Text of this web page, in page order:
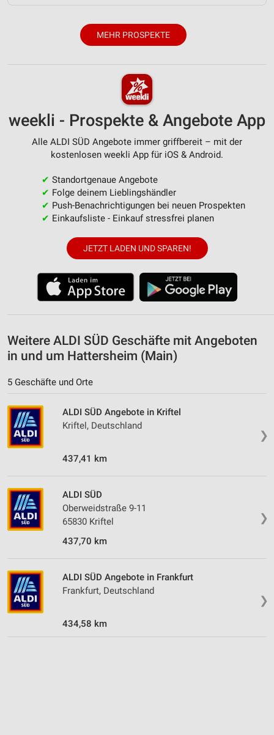
MEHR PROSPEKTE
weekli - Prospekte & Angebote App
Alle ALDI SÜD Angebote immer griffbereit – mit der
kostenlosen weekli App für iOS & Android.
✔ Standortgenaue Angebote
✔ Folge deinem Lieblingshändler
✔ Push-Benachrichtigungen bei neuen Prospekten
✔ Einkaufsliste - Einkauf stressfrei planen
JETZT LADEN UND SPAREN!
Weitere ALDI SÜD Geschäfte mit Angeboten
in und um Hattersheim (Main)
5 Geschäfte und Orte
❯
ALDI SÜD Angebote in Kriftel
Kriftel, Deutschland
437,41 km
❯
ALDI SÜD
Oberweidstraße 9-11
65830 Kriftel
437,70 km
❯
ALDI SÜD Angebote in Frankfurt
Frankfurt, Deutschland
434,58 km